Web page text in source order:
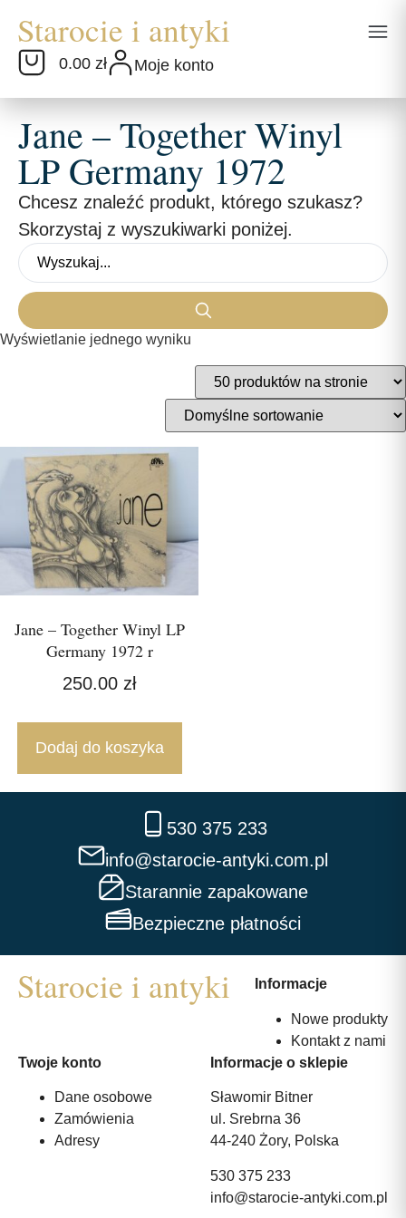
0.00 zł Moje konto
Jane – Together Winyl
LP Germany 1972
Chcesz znaleźć produkt, którego szukasz?
Skorzystaj z wyszukiwarki poniżej.
Wyświetlanie jednego wyniku
Jane – Together Winyl LP
Germany 1972 r
250.00 zł
Dodaj do koszyka
530 375 233
info@starocie-antyki.com.pl
Starannie zapakowane
Bezpieczne płatności
Informacje
Nowe produkty
Kontakt z nami
Twoje konto
Dane osobowe
Zamówienia
Adresy
Informacje o sklepie
Sławomir Bitner
ul. Srebrna 36
44-240 Żory, Polska
530 375 233
info@starocie-antyki.com.pl